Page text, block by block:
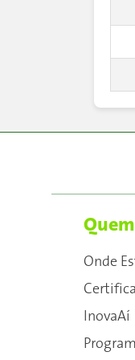
Onde
InovaAí